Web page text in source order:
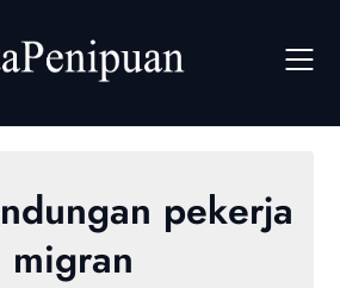
pekerja
migran